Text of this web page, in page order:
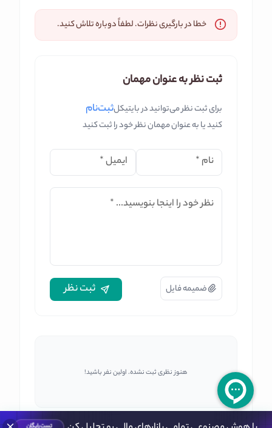
خطا در بارگیری نظرات. لطفاً دوباره تلاش کنید.
ثبت نظر به عنوان مهمان
برای ثبت نظر می‌توانید در بایتیکلثبت‌نام
کنید یا به عنوان مهمان نظر خود را ثبت کنید
نام * ایمیل*
نظر خود را اینجا بنویسید... *
ضمیمه فایل ثبت نظر
هنوز نظری ثبت نشده. اولین نفر باشید!